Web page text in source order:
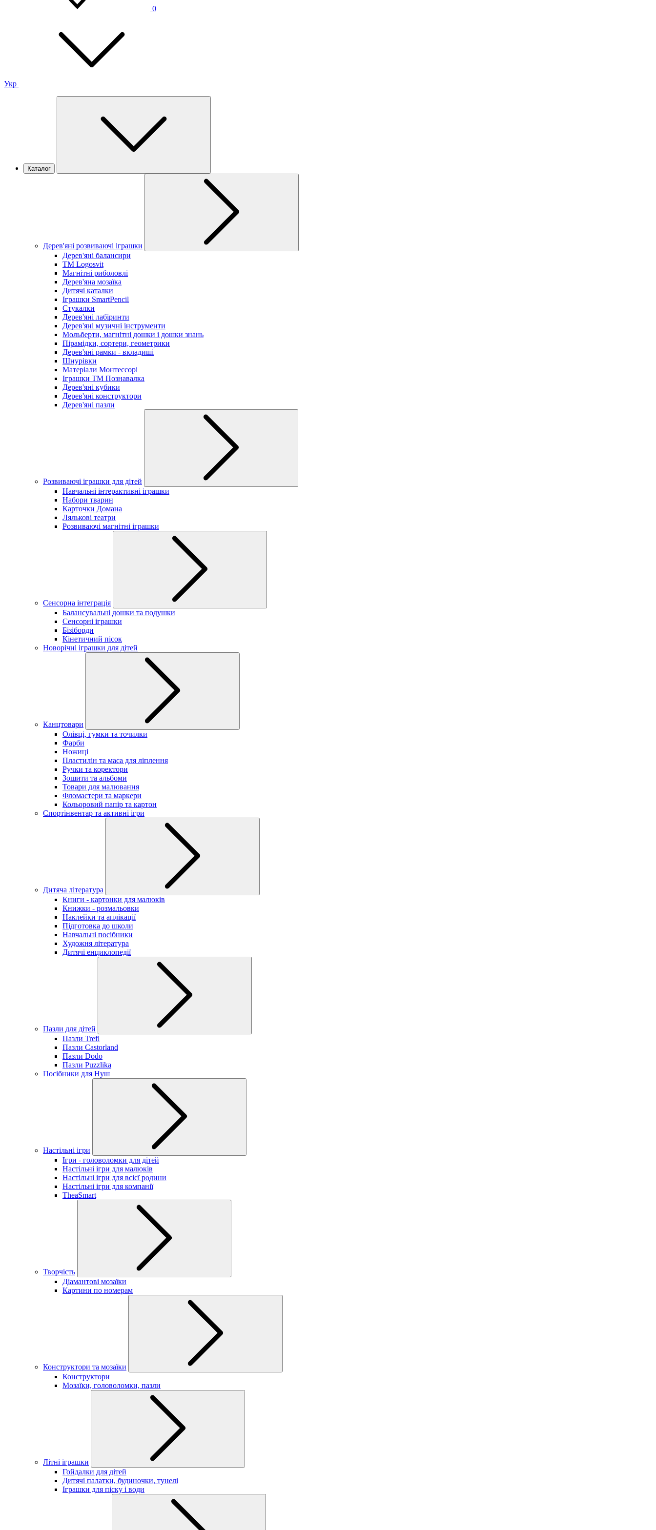
0
Укр
Каталог
Дерев'яні розвиваючі іграшки
Дерев'яні балансири
TM Logosvit
Магнітні риболовлі
Дерев'яна мозаїка
Дитячі каталки
Іграшки SmartPencil
Стукалки
Дерев'яні лабіринти
Дерев'яні музичні інструменти
Мольберти, магнітні дошки і дошки знань
Пірамідки, сортери, геометрики
Дерев'яні рамки - вкладиші
Шнурівки
Матеріали Монтессорі
Іграшки ТМ Познавалка
Дерев'яні кубики
Дерев'яні конструктори
Дерев'яні пазли
Розвиваючі іграшки для дітей
Навчальні інтерактивні іграшки
Набори тварин
Карточки Домана
Лялькові театри
Розвиваючі магнітні іграшки
Сенсорна інтеграція
Балансувальні дошки та подушки
Сенсорні іграшки
Бізіборди
Кінетичний пісок
Новорічні іграшки для дітей
Канцтовари
Олівці, гумки та точилки
Фарби
Ножиці
Пластилін та маса для ліплення
Ручки та коректори
Зошити та альбоми
Товари для малювання
Фломастери та маркери
Кольоровий папір та картон
Спортінвентар та активні ігри
Дитяча література
Книги - картонки для малюків
Книжки - розмальовки
Наклейки та аплікації
Підготовка до школи
Навчальні посібники
Художня література
Дитячі енциклопедії
Пазли для дітей
Пазли Trefl
Пазли Castorland
Пазли Dodo
Пазли Puzzlika
Посібники для Нуш
Настільні ігри
Ігри - головоломки для дітей
Настільні ігри для малюків
Настільні ігри для всієї родини
Настільні ігри для компанії
TheaSmart
Творчість
Діамантові мозаїки
Картини по номерам
Конструктори та мозаїки
Конструктори
Мозаїки, головоломки, пазли
Літні іграшки
Гойдалки для дітей
Дитячі палатки, будиночки, тунелі
Іграшки для піску і води